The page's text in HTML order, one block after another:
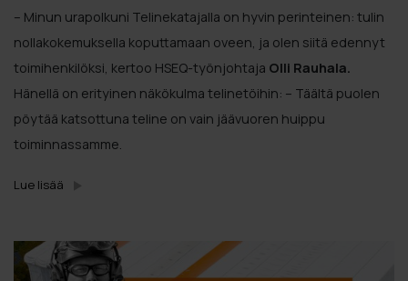
– Minun urapolkuni Telinekatajalla on hyvin perinteinen: tulin
nollakokemuksella koputtamaan oveen, ja olen siitä edennyt
toimihenkilöksi, kertoo HSEQ-työnjohtaja Olli Rauhala.
Hänellä on erityinen näkökulma telinetöihin: – Täältä puolen
pöytää katsottuna teline on vain jäävuoren huippu
toiminnassamme.
Lue lisää